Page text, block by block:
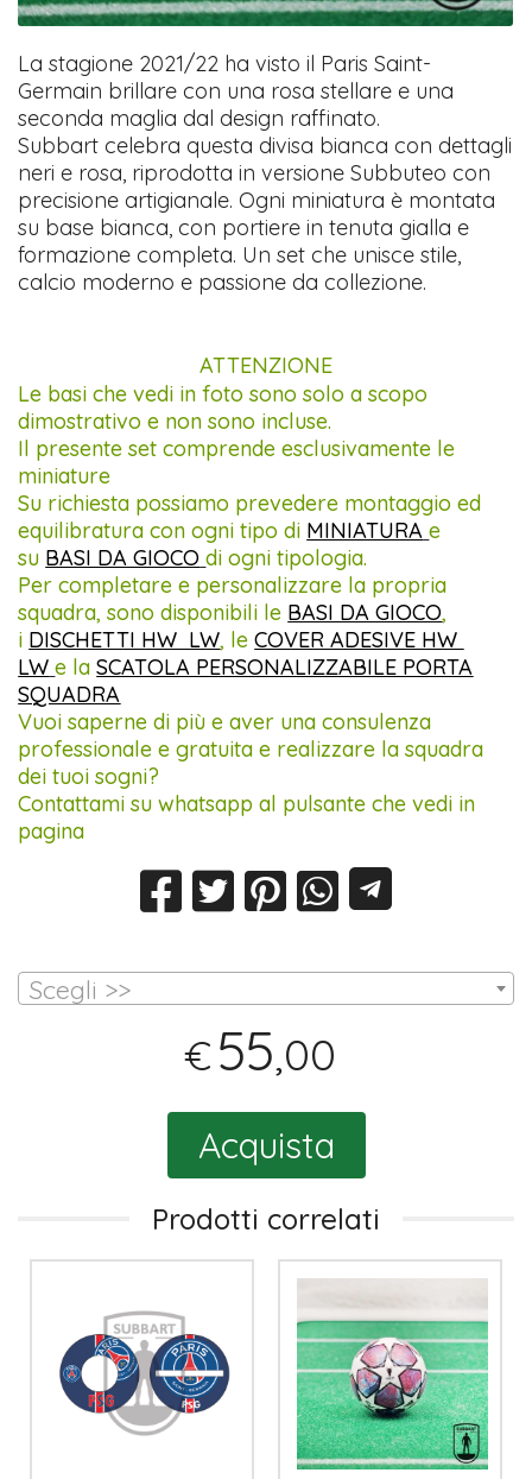
La stagione 2021/22 ha visto il Paris Saint-
Germain brillare con una rosa stellare e una
seconda maglia dal design raffinato.
Subbart celebra questa divisa bianca con dettagli
neri e rosa, riprodotta in versione Subbuteo con
precisione artigianale. Ogni miniatura è montata
su base bianca, con portiere in tenuta gialla e
formazione completa. Un set che unisce stile,
calcio moderno e passione da collezione.
ATTENZIONE
Le basi che vedi in foto sono solo a scopo
dimostrativo e non sono incluse.
Il presente set comprende esclusivamente le
miniature
Su richiesta possiamo prevedere montaggio ed
equilibratura con ogni tipo di MINIATURA e
su BASI DA GIOCO di ogni tipologia.
Per completare e personalizzare la propria
squadra, sono disponibili le BASI DA GIOCO,
i DISCHETTI HW LW, leCOVER ADESIVE HW
LW e laSCATOLA PERSONALIZZABILE PORTA
SQUADRA
Vuoi saperne di più e aver una consulenza
professionale e gratuita e realizzare la squadra
dei tuoi sogni?
Contattami su whatsapp al pulsante che vedi in
pagina
Scegli >>
€55,00
Acquista
Prodotti correlati